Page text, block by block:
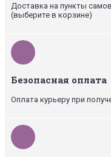
Доставка на пункты
(выберите в корзине)
Безопасная оплата
Оплата курьеру при